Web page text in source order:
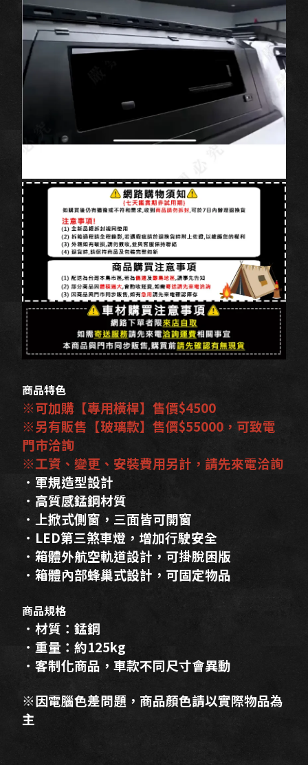
商品特色
※可加購【專用橫桿】售價$4500
※另有販售【玻璃款】售價$55000，可致電
門市洽詢
※工資、變更、安裝費用另計，請先來電洽詢
．軍規造型設計
．高質感錳鋼材質
．上掀式側窗，三面皆可開窗
．LED第三煞車燈，增加行駛安全
．箱體外航空軌道設計，可掛脫困版
．箱體內部蜂巢式設計，可固定物品​
商品規格
．材質：錳鋼
．重量：約125kg
．客制化商品，車款不同尺寸會異動
※因電腦色差問題，商品顏色請以實際物品為
主